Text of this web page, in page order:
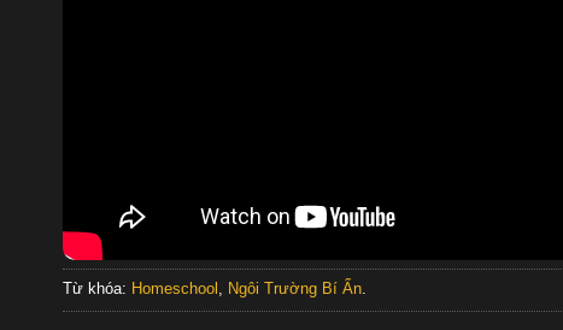
Từ khóa: Homeschool Ngôi Trường Bí Ẩn